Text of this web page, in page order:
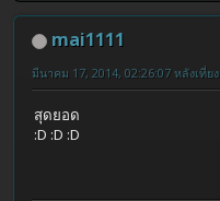
mai1111
มีนาคม 17, 2014, 02:26:07 หลังเที่ยง
สุดยอด
:D :D :D